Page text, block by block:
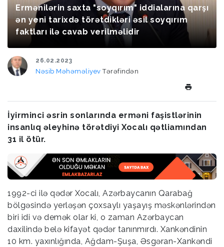
Ermənilərin saxta "soyqırım" iddialarına qarşı
ən yeni tarixdə törətdikləri əsil soyqırım
faktları ilə cavab verilməlidir
26.02.2023
Nəsib MəhəməliyevTərəfindən
İyirminci əsrin sonlarında erməni faşistlərinin
insanlıq əleyhinə törətdiyi Xocalı qətliamından
31 il ötür.
1992-ci ilə qədər Xocalı, Azərbaycanın Qarabağ
bölgəsində yerləşən çoxsaylı yaşayış məskənlərindən
biri idi və demək olar ki, o zaman Azərbaycan
daxilində belə kifayət qədər tanınmırdı. Xankəndinin
10 km. yaxınlığında, Ağdam-Şuşa, Əsgəran-Xankəndi